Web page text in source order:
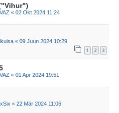
« 02 Okt 2024 11:24
« 09 Juun 2024 10:29
1 2 3
« 01 Apr 2024 19:51
« 22 Mär 2024 11:06